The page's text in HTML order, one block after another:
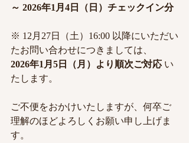
～ 2026年1月4日（日）チェックイン分
※ 12月27日（土）16:00 以降にいただい
たお問い合わせにつきましては、
2026年1月5日（月）より順次ご対応 い
たします。
ご不便をおかけいたしますが、何卒ご
理解のほどよろしくお願い申し上げま
す。